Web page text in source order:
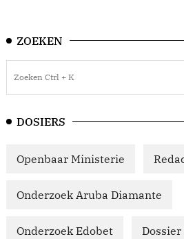
ZOEKEN
DOSIERS
Openbaar Ministerie
Onderzoek Aruba Diamante
Onderzoek Edobet